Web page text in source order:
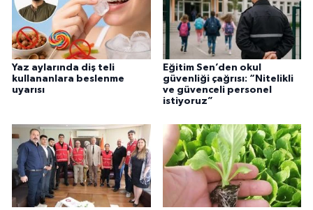
Yaz aylarında diş teli
kullananlara beslenme
uyarısı
Eğitim Sen’den okul
güvenliği çağrısı: “Nitelikli
ve güvenceli personel
istiyoruz”